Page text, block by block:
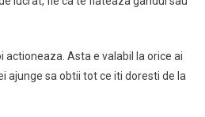
actioneaza. Asta e valabil la orice ai
ajunge sa obtii tot ce iti doresti de la